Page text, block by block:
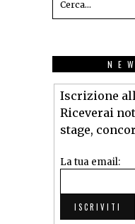
Iscrizione
Riceverai
stage,
La tua email: